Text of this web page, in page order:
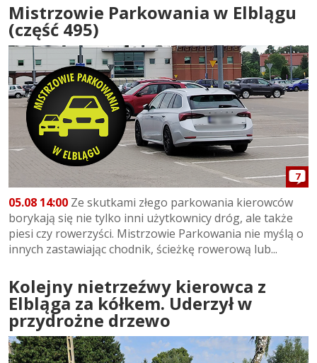
Mistrzowie Parkowania w Elblągu
(część 495)
7
05.08 14:00 Ze skutkami złego parkowania kierowców
borykają się nie tylko inni użytkownicy dróg, ale także
piesi czy rowerzyści. Mistrzowie Parkowania nie myślą o
innych zastawiając chodnik, ścieżkę rowerową lub...
Kolejny nietrzeźwy kierowca z
Elbląga za kółkem. Uderzył w
przydrożne drzewo